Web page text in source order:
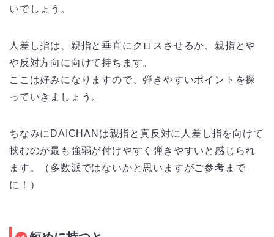
いでしょう。
人差し指は、親指と垂直にクロスさせるか、親指とや
や反対方向に向けて持ちます。
ここは好みになりますので、弾きやすいポイントを探
っていきましょう。
ちなみにDAICHANは親指と真反対に人差し指を向けて
挟むのが最も強弱が付けやすく弾きやすいと感じられ
ます。（多数派ではないかと思いますがご参考まで
に！）